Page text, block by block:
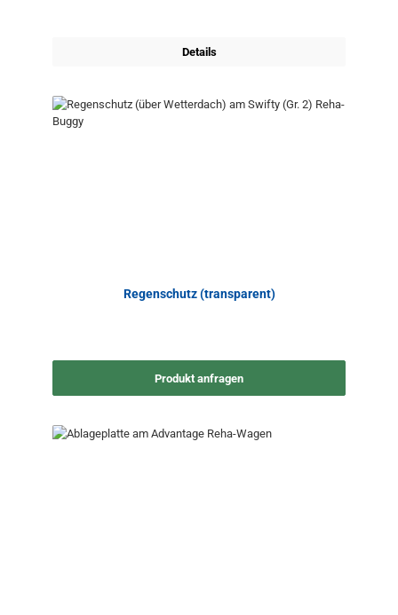
Details
Regenschutz (transparent)
Produkt anfragen